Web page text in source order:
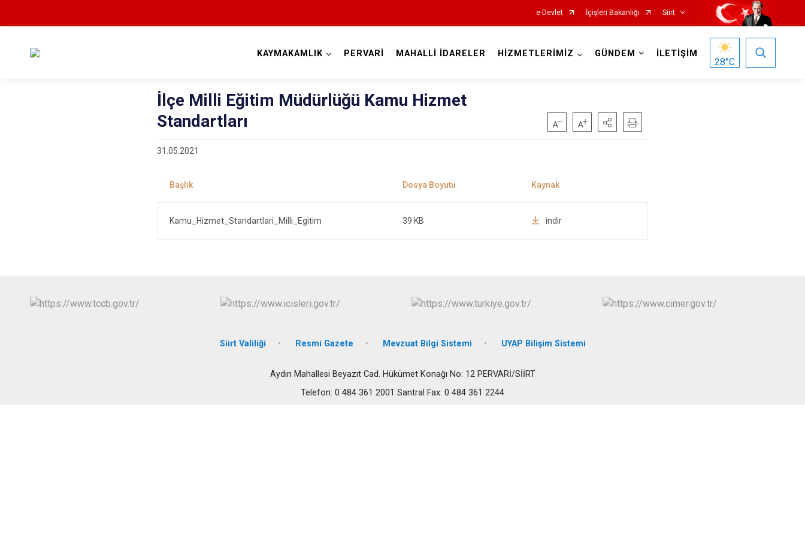
e-Devlet İçişleri Bakanlığı Siirt
Şirvan
KAYMAKAMLIK PERVARİ MAHALLİ İDARELER HİZMETLERİMİZ GÜNDEM İLETİŞİM
28°C
İlçe Milli Eğitim Müdürlüğü Kamu Hizmet
Standartları
31.05.2021
Kamu_Hizmet_Standartlari_Milli_Egitim 39 KB indir
Siirt Valiliği Resmi Gazete Mevzuat Bilgi Sistemi UYAP Bilişim Sistemi
Aydın Mahallesi Beyazıt Cad. Hükümet Konağı No: 12 PERVARİ/SİİRT
Telefon: 0 484 361 2001 Santral Fax: 0 484 361 2244